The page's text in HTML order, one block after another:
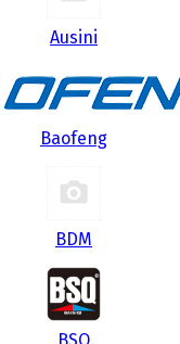
Ausini
Baofeng
BDM